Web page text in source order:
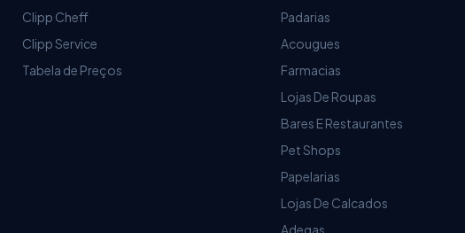
Clipp Cheff
Clipp Service
Tabela de Preços
Padarias
Acougues
Farmacias
Lojas De Roupas
Bares E Restaurantes
Pet Shops
Papelarias
Lojas De Calcados
Adegas